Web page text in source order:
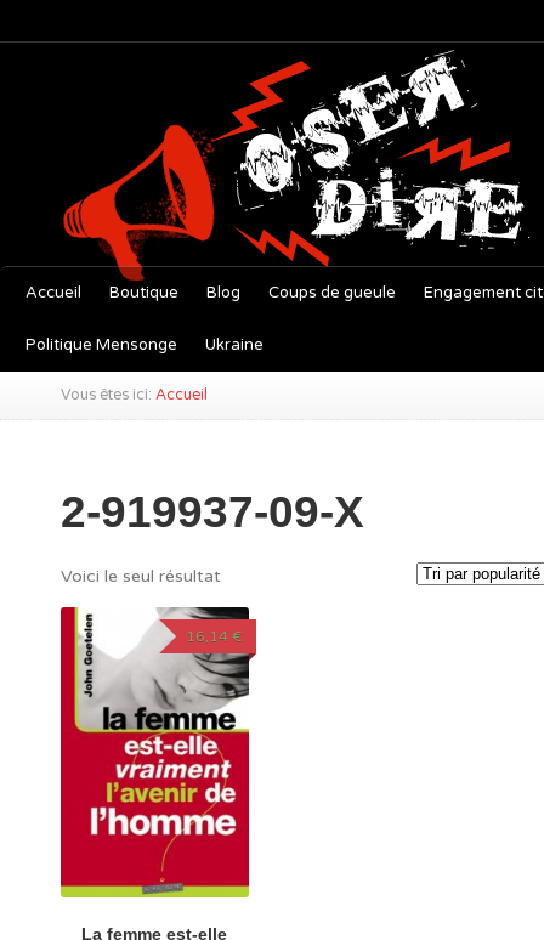
Accueil Boutique Blog Coups de gueule Engagement
Politique Mensonge Ukraine
Vous êtes ici: Accueil
2-919937-09-X
Voici le seul résultat
La femme est-elle
16,14 €